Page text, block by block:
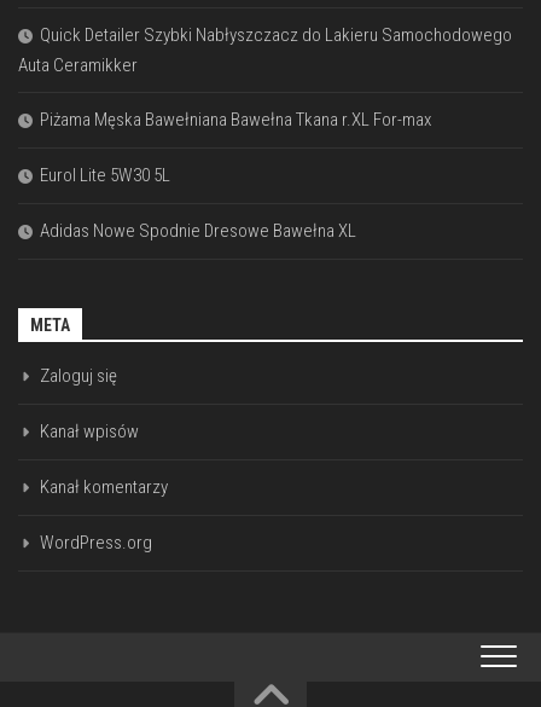
Quick Detailer Szybki Nabłyszczacz do Lakieru Samochodowego
Auta Ceramikker
Piżama Męska Bawełniana Bawełna Tkana r.XL For-max
Eurol Lite 5W30 5L
Adidas Nowe Spodnie Dresowe Bawełna XL
META
Zaloguj się
Kanał wpisów
Kanał komentarzy
WordPress.org